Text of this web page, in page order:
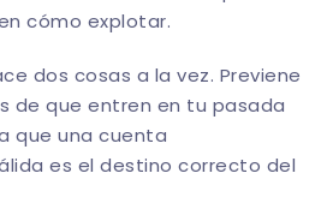
cómo explotar.
dos cosas a la vez. Previene
de que entren en tu pasada
que una cuenta
es el destino correcto del